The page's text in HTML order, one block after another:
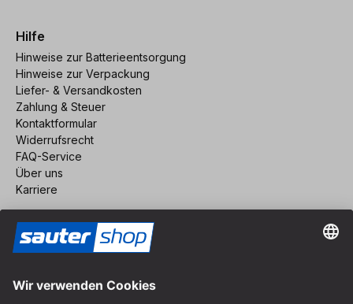
Hilfe
Hinweise zur Batterieentsorgung
Hinweise zur Verpackung
Liefer- & Versandkosten
Zahlung & Steuer
Kontaktformular
Widerrufsrecht
FAQ-Service
Über uns
Karriere
Vertrag widerrufen